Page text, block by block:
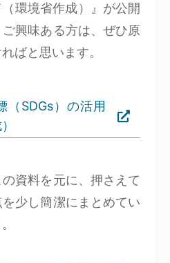
環境省作成）』が公開
興味ある方は、ぜひ原
ばと思います。
（SDGs）の活用
資料を元に、押さえて
少し簡潔にまとめてい